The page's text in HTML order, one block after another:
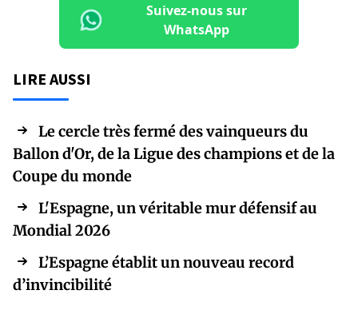
Suivez-nous sur
WhatsApp
LIRE AUSSI
Le cercle très fermé des vainqueurs du
Ballon d'Or, de la Ligue des champions et de la
Coupe du monde
L'Espagne, un véritable mur défensif au
Mondial 2026
L’Espagne établit un nouveau record
d’invincibilité